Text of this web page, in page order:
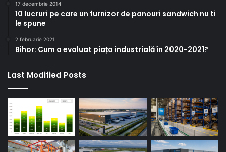
17 decembrie 2014
10 lucruri pe care un furnizor de panouri sandwich nu ti
le spune
2 februarie 2021
Bihor: Cum a evoluat piața industrială în 2020-2021?
Last Modified Posts